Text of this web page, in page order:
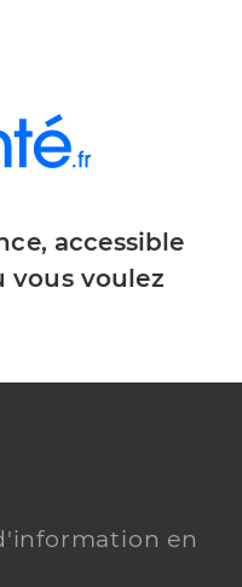
accessible
vous voulez
en